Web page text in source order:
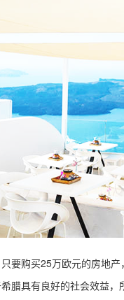
要购买25万欧元的房地
腊具有良好的社会效益